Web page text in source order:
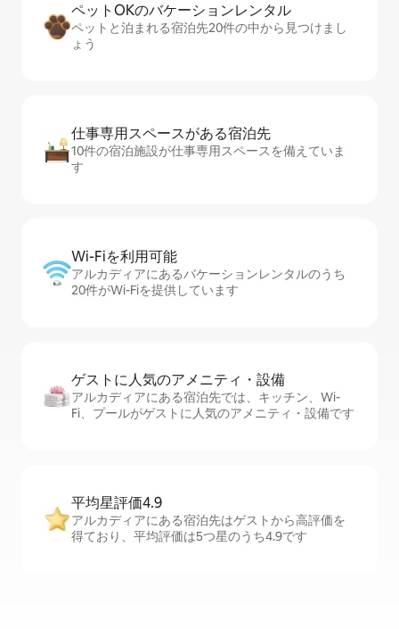
ペットOKのバ⁠ケ⁠ー⁠シ⁠ョ⁠ンレ⁠ン⁠タ⁠ル
ペットと泊まれる宿泊先20件の中から見つけまし
ょう
仕事専用ス⁠ペ⁠ー⁠スがあ⁠る宿⁠泊⁠先
10件の宿泊施設が仕事専用スペースを備えていま
す
Wi-Fiを利⁠用⁠可⁠能
アルカディアにあるバケーションレンタルのうち
20件がWi-Fiを提供しています
ゲストに人⁠気⁠のア⁠メ⁠ニ⁠テ⁠ィ・設⁠備
アルカディアにある宿泊先では、キッチン、Wi-
Fi、プールがゲストに人気のアメニティ・設備です
平均星評価4.9
アルカディアにある宿泊先はゲストから高評価を
得ており、平均評価は5つ星のうち4.9です